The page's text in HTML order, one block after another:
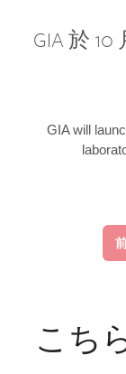
GIA 於
GIA will
こち